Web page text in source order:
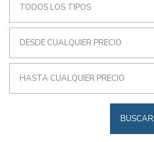
TODOS LOS TIPOS
DESDE CUALQUIER PRECIO
HASTA CUALQUIER PRECIO
BUSCAR